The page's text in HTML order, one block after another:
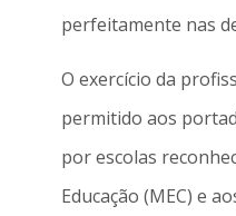
perfeitamente nas
O exercício da
permitido aos
por escolas
Educação (MEC) e